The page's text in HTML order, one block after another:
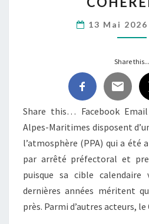
LA
13 Mai 2026
Share this...
Share this… Facebook
Alpes-Maritimes disposent
l’atmosphère (PPA) qui a été
par arrêté préfectoral et
puisque sa cible calendaire
dernières années méritent
près. Parmi d’autres acteurs,